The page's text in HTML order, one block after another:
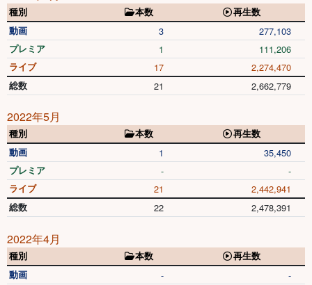
種別 本数
再生数
動画
3 277,103
プレミア 1 111,206
ライブ 17 2,274,470
総数 21 2,662,779
2022年5月
種別 本数
再生数
動画
1 35,450
プレミア - -
ライブ 21 2,442,941
総数 22 2,478,391
2022年4月
種別 本数
再生数
動画
- -